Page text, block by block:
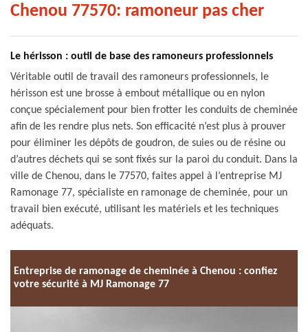
Chenou 77570: ramoneur pas cher
Le hérisson : outil de base des ramoneurs professionnels
Véritable outil de travail des ramoneurs professionnels, le
hérisson est une brosse à embout métallique ou en nylon
conçue spécialement pour bien frotter les conduits de cheminée
afin de les rendre plus nets. Son efficacité n’est plus à prouver
pour éliminer les dépôts de goudron, de suies ou de résine ou
d’autres déchets qui se sont fixés sur la paroi du conduit. Dans la
ville de Chenou, dans le 77570, faites appel à l’entreprise MJ
Ramonage 77, spécialiste en ramonage de cheminée, pour un
travail bien exécuté, utilisant les matériels et les techniques
adéquats.
Entreprise de ramonage de cheminée à Chenou : confiez
votre sécurité à MJ Ramonage 77